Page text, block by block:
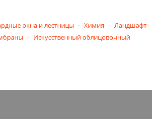
окна и лестницы Химия
Ландшафт
Искусственный облицовочный